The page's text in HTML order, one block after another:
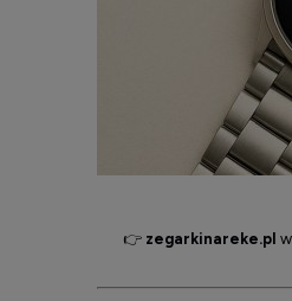
👉 zegarkinareke.pl